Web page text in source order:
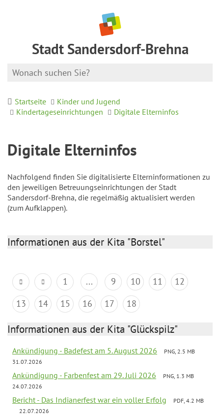
Stadt Sandersdorf-Brehna
Startseite
Kinder und Jugend
Kindertageseinrichtungen
Digitale Elterninfos
Digitale Elterninfos
Nachfolgend finden Sie digitalisierte Elterninformationen zu
den jeweiligen Betreuungseinrichtungen der Stadt
Sandersdorf-Brehna, die regelmäßig aktualisiert werden
(zum Aufklappen).
Informationen aus der Kita "Borstel"
1 ... 9 10 11
12
13
14 15 16 17 18
Informationen aus der Kita "Glückspilz"
Ankündigung - Badefest am 5. August 2026
PNG, 2.5 MB
31.07.2026
Ankündigung - Farbenfest am 29. Juli 2026
PNG, 1.3 MB
24.07.2026
Bericht - Das Indianerfest war ein voller Erfolg
PDF, 4.2 MB
22.07.2026